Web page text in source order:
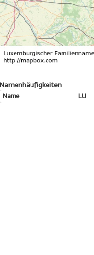
Namenhäufigkeiten
Name LU